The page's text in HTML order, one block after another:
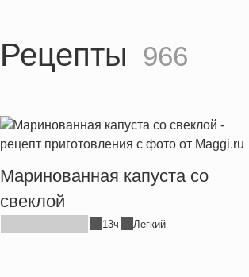
Рецепты 966
Маринованная капуста со
свеклой
13ч Легкий